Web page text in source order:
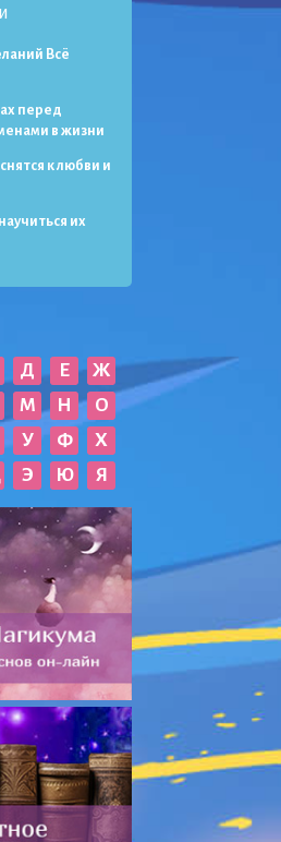
Всё
перед
в жизни
к любви и
их
Д Е
Ж
М Н
О
У Ф
Х
Э Ю Я